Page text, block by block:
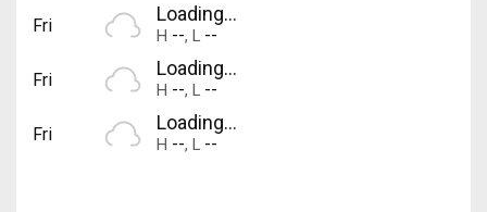
Fri
Loading...
H --, L --
Fri
Loading...
H --, L --
Fri
Loading...
H --, L --